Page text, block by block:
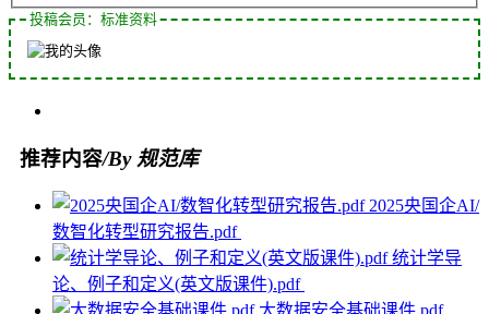
投稿会员：标准资料
推荐内容/By 规范库
2025央国企AI/
数智化转型研究报告.pdf
统计学导
论、例子和定义(英文版课件).pdf